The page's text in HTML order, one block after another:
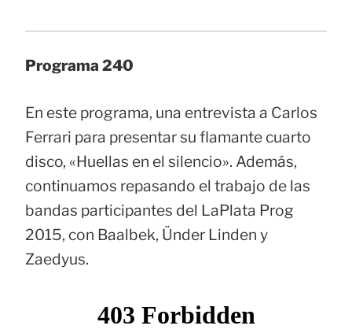
Programa 240
En este programa, una entrevista a Carlos
Ferrari para presentar su flamante cuarto
disco, «Huellas en el silencio». Además,
continuamos repasando el trabajo de las
bandas participantes del LaPlata Prog
2015, con Baalbek, Ünder Linden y
Zaedyus.